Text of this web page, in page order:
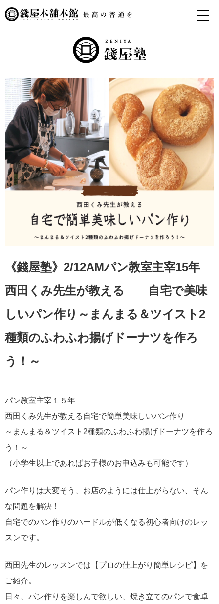
《錢屋塾》2/12AMパン教室主宰15年
西田くみ先生が教える 自宅で美味
しいパン作り～まんまる＆ツイスト2
種類のふわふわ揚げドーナツを作ろ
う！～
パン教室主宰１５年
西田くみ先生が教える自宅で簡単美味しいパン作り
～まんまる＆ツイスト2種類のふわふわ揚げドーナツを作ろ
う！～
（小学生以上であればお子様のお申込みも可能です）
パン作りは大変そう、お店のようには仕上がらない、そん
な問題を解決！
自宅でのパン作りのハードルが低くなる初心者向けのレッ
スンです。
西田先生のレッスンでは【プロの仕上がり簡単レシピ】を
ご紹介。
日々、パン作りを楽しんで欲しい、焼き立てのパンで食卓